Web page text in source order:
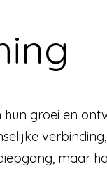
groei en
maar